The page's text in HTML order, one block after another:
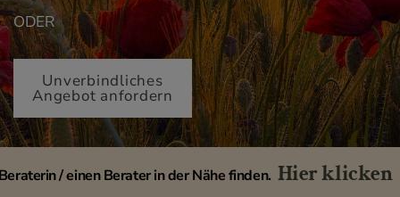
ODER
Unverbindliches
Angebot anfordern
/ einen Berater in der Nähe finden.Hier klicken